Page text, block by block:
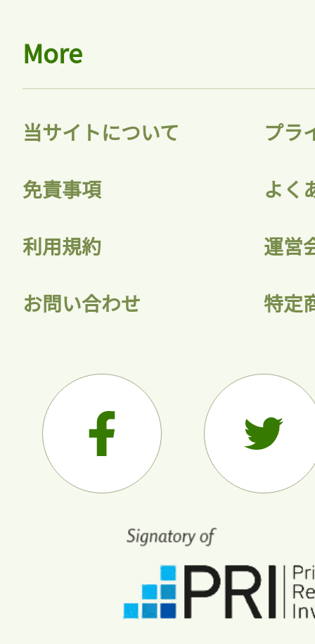
More
当サイトについて プラ
免責事項 よく
利用規約 運営
お問い合わせ 特定